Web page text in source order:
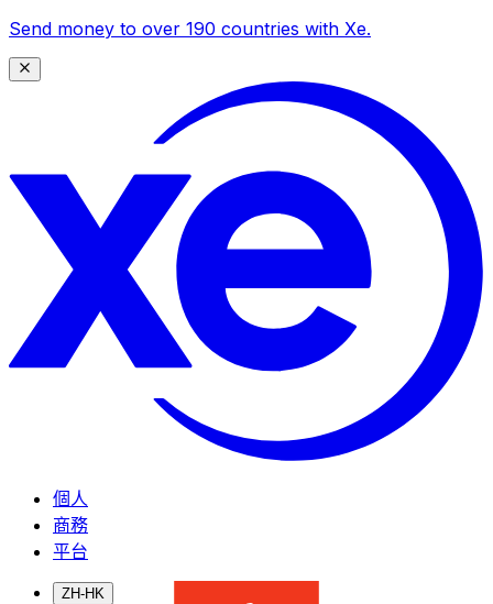
Send money to over 190 countries with Xe.
個人
商務
平台
ZH-HK